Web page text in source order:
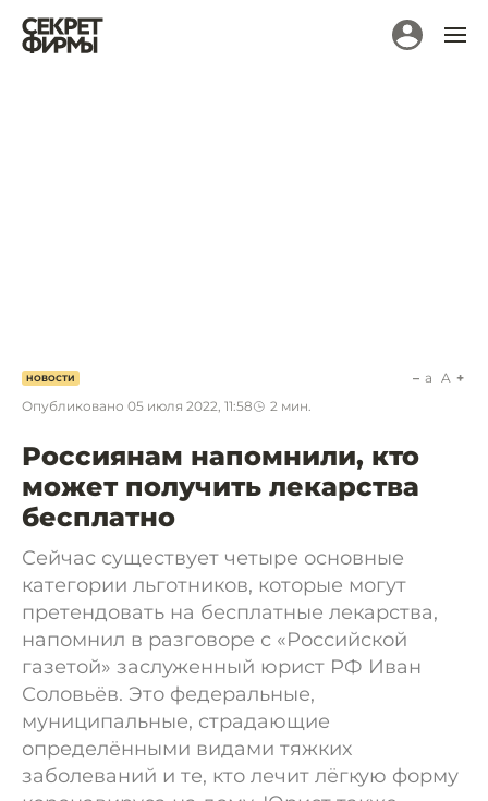
НОВОСТИ
Опубликовано 05 июля 2022, 11:58 2 мин.
a A
Россиянам напомнили, кто
может получить лекарства
бесплатно
Сейчас существует четыре основные
категории льготников, которые могут
претендовать на бесплатные лекарства,
напомнил в разговоре с «Российской
газетой» заслуженный юрист РФ Иван
Соловьёв. Это федеральные,
муниципальные, страдающие
определёнными видами тяжких
заболеваний и те, кто лечит лёгкую форму